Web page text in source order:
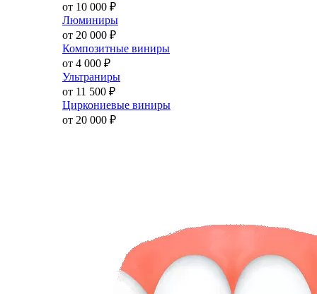
от 10 000 ₽
Люминиры
от 20 000 ₽
Композитные виниры
от 4 000 ₽
Ультраниры
от 11 500 ₽
Циркониевые виниры
от 20 000 ₽